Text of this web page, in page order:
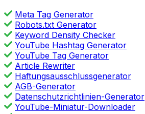
Meta Tag Generator
Robots.txt Generator
Keyword Density Checker
YouTube Hashtag Generator
YouTube Tag Generator
Article Rewriter
Haftungsausschlussgenerator
AGB-Generator
Datenschutzrichtlinien-Generator
YouTube-Miniatur-Downloader